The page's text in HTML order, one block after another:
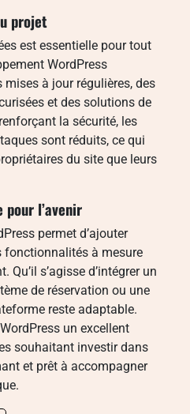
projet
est essentielle pour tout
WordPress
à jour régulières, des
et des solutions de
la sécurité, les
sont réduits, ce qui
du site que leurs
l’avenir
permet d’ajouter
fonctionnalités à mesure
Qu’il s’agisse d’intégrer un
de réservation ou une
reste adaptable.
un excellent
souhaitant investir dans
et prêt à accompagner